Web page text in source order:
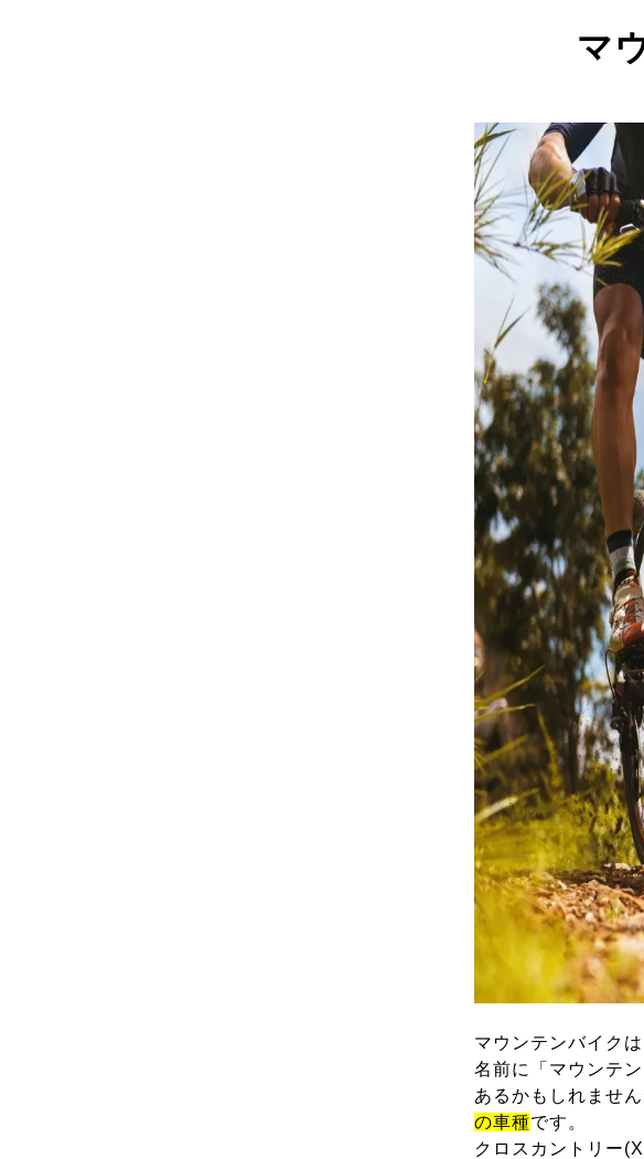
マ
マウンテンバイク
名前に「マウンテ
あるかもしれません
の車種です。
クロスカントリー